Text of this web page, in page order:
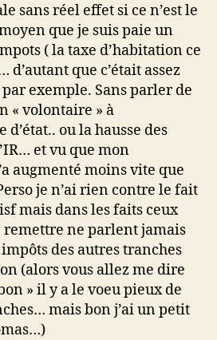
sans réel effet si ce n’est le
que je suis paie un
( la taxe d’habitation ce
d’autant que c’était assez
exemple. Sans parler de
« volontaire » à
d’état.. ou la hausse des
et vu que mon
augmenté moins vite que
je n’ai rien contre le fait
mais dans les faits ceux
ne parlent jamais
des autres tranches
(alors vous allez me dire
» il y a le voeu pieux de
mais bon j’ai un petit